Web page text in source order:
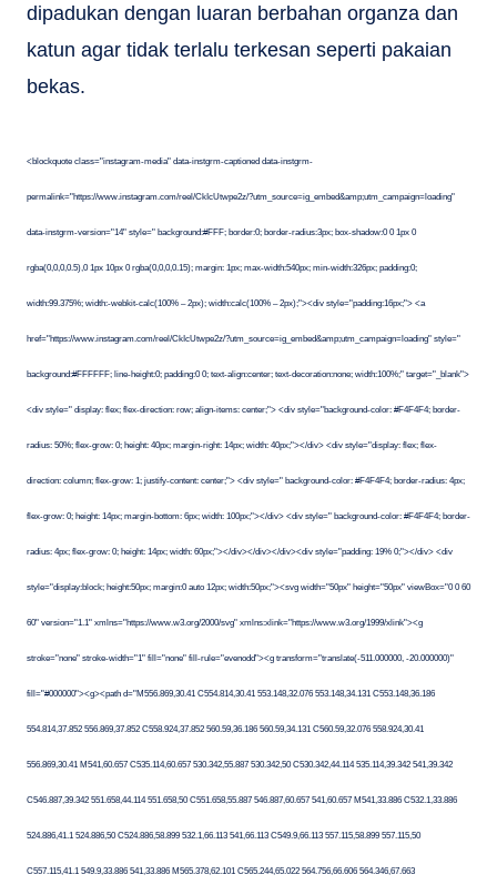
dipadukan dengan luaran berbahan organza dan
katun agar tidak terlalu terkesan seperti pakaian
bekas.
<blockquote class="instagram-media" data-instgrm-captioned data-instgrm-
permalink="https://www.instagram.com/reel/CkIcUtwpe2z/?utm_source=ig_embed&amp;utm_campaign=loading"
data-instgrm-version="14" style=" background:#FFF; border:0; border-radius:3px; box-shadow:0 0 1px 0
rgba(0,0,0,0.5),0 1px 10px 0 rgba(0,0,0,0.15); margin: 1px; max-width:540px; min-width:326px; padding:0;
width:99.375%; width:-webkit-calc(100% – 2px); width:calc(100% – 2px);"><div style="padding:16px;"> <a
href="https://www.instagram.com/reel/CkIcUtwpe2z/?utm_source=ig_embed&amp;utm_campaign=loading" style="
background:#FFFFFF; line-height:0; padding:0 0; text-align:center; text-decoration:none; width:100%;" target="_blank">
<div style=" display: flex; flex-direction: row; align-items: center;"> <div style="background-color: #F4F4F4; border-
radius: 50%; flex-grow: 0; height: 40px; margin-right: 14px; width: 40px;"></div> <div style="display: flex; flex-
direction: column; flex-grow: 1; justify-content: center;"> <div style=" background-color: #F4F4F4; border-radius: 4px;
flex-grow: 0; height: 14px; margin-bottom: 6px; width: 100px;"></div> <div style=" background-color: #F4F4F4; border-
radius: 4px; flex-grow: 0; height: 14px; width: 60px;"></div></div></div><div style="padding: 19% 0;"></div> <div
style="display:block; height:50px; margin:0 auto 12px; width:50px;"><svg width="50px" height="50px" viewBox="0 0 60
60" version="1.1" xmlns="https://www.w3.org/2000/svg" xmlns:xlink="https://www.w3.org/1999/xlink"><g
stroke="none" stroke-width="1" fill="none" fill-rule="evenodd"><g transform="translate(-511.000000, -20.000000)"
fill="#000000"><g><path d="M556.869,30.41 C554.814,30.41 553.148,32.076 553.148,34.131 C553.148,36.186
554.814,37.852 556.869,37.852 C558.924,37.852 560.59,36.186 560.59,34.131 C560.59,32.076 558.924,30.41
556.869,30.41 M541,60.657 C535.114,60.657 530.342,55.887 530.342,50 C530.342,44.114 535.114,39.342 541,39.342
C546.887,39.342 551.658,44.114 551.658,50 C551.658,55.887 546.887,60.657 541,60.657 M541,33.886 C532.1,33.886
524.886,41.1 524.886,50 C524.886,58.899 532.1,66.113 541,66.113 C549.9,66.113 557.115,58.899 557.115,50
C557.115,41.1 549.9,33.886 541,33.886 M565.378,62.101 C565.244,65.022 564.756,66.606 564.346,67.663